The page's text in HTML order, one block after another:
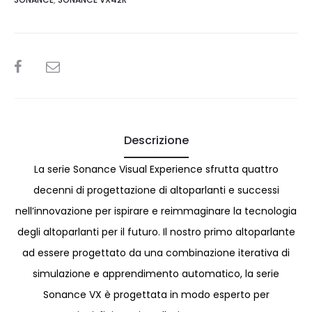
SHARE
Descrizione
La serie Sonance Visual Experience sfrutta quattro
decenni di progettazione di altoparlanti e successi
nell’innovazione per ispirare e reimmaginare la tecnologia
degli altoparlanti per il futuro. Il nostro primo altoparlante
ad essere progettato da una combinazione iterativa di
simulazione e apprendimento automatico, la serie
Sonance VX è progettata in modo esperto per